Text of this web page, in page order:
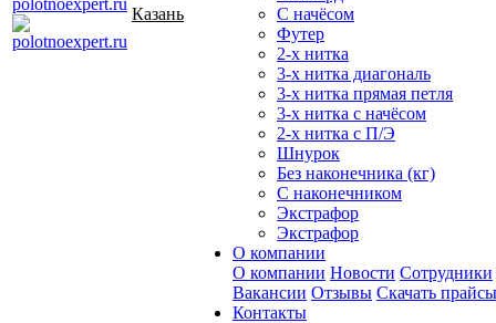
Казань
С начёсом
Футер
2-х нитка
3-х нитка диагональ
3-х нитка прямая петля
3-х нитка с начёсом
2-х нитка с П/Э
Шнурок
Без наконечника (кг)
С наконечником
Экстрафор
Экстрафор
О компании
О компании Новости Сотрудники
Вакансии Отзывы Скачать прайсы
Контакты